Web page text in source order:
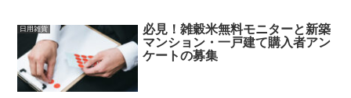
日用雑貨
必見！雑穀米無料モニターと新築
マンション・一戸建て購入者アン
ケートの募集